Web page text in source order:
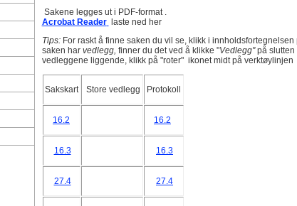
Sakene legges ut i PDF-format .
Acrobat Reader
laste ned her
Tips:For raskt å finne saken du vil se, klikk i innholdsfortegnelsen
saken har vedlegg, finner du det ved å klikke "Vedlegg"på slutten
vedleggene liggende, klikk på "roter" ikonet midt på verktøylinjen
Sakskart Store vedlegg Protokoll
16.2 16.2
16.3 16.3
27.4 27.4